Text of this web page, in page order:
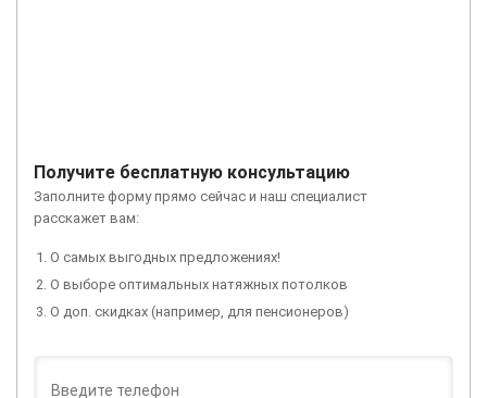
Получите бесплатную консультацию
Заполните форму прямо сейчас и наш специалист
расскажет вам:
О самых выгодных предложениях!
О выборе оптимальных натяжных потолков
О доп. скидках (например, для пенсионеров)